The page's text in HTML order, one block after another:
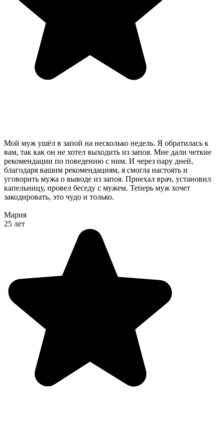
Мой муж ушёл в запой на несколько недель. Я обратилась к
вам, так как он не хотел выходить из запоя. Мне дали четкие
рекомендации по поведению с ним. И через пару дней,
благодаря вашим рекомендациям, я смогла настоять и
уговорить мужа о выводе из запоя. Приехал врач, установил
капельницу, провел беседу с мужем. Теперь муж хочет
закодировать, это чудо и только.
Мария
25 лет